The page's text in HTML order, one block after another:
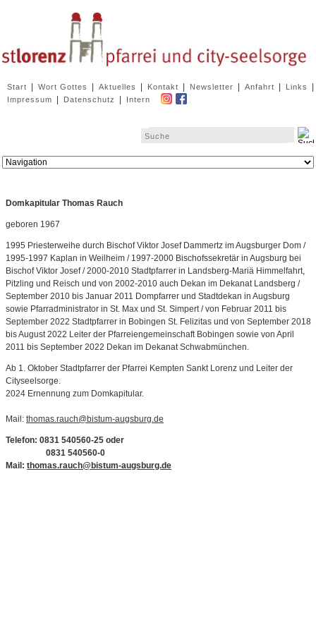
überspringen
Start Wort Gottes Aktuelles Kontakt Newsletter Anfahrt Links
Impressum Datenschutz Intern
Zielseite
Domkapitular Thomas Rauch
geboren 1967
1995 Priesterweihe durch Bischof Viktor Josef Dammertz im Augsburger Dom /
1995-1997 Kaplan in Weilheim / 1997-2000 Bischofssekretär in Augsburg bei
Bischof Viktor Josef / 2000-2010 Stadtpfarrer in Landsberg-Mariä Himmelfahrt,
Pitzling und Reisch und von 2002-2010 auch Dekan im Dekanat Landsberg /
September 2010 bis Januar 2011 Dompfarrer und Stadtdekan in Augsburg
sowie Pfarradministrator in St. Max und St. Simpert / von Februar 2011 bis
September 2022 Stadtpfarrer in Bobingen St. Felizitas und von September 2018
bis August 2022 Leiter der Pfarreiengemeinschaft Bobingen sowie von April
2011 bis September 2022 Dekan im Dekanat Schwabmünchen.
Ab 1. Oktober Stadtpfarrer der Pfarrei Kempten Sankt Lorenz und Leiter der
Cityseelsorge.
2024 Ernennung zum Domkapitular.
Mail: thomas.rauch@bistum-augsburg.de
Telefon: 0831 540560-25 oder
0831 540560-0
Mail: thomas.rauch@bistum-augsburg.de